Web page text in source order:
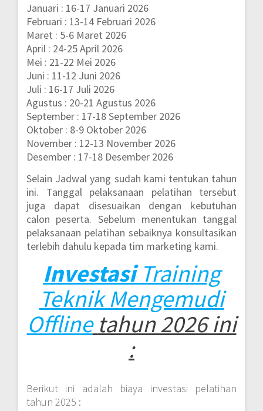
Januari : 16-17 Januari 2026
Februari : 13-14 Februari 2026
Maret : 5-6 Maret 2026
April : 24-25 April 2026
Mei : 21-22 Mei 2026
Juni : 11-12 Juni 2026
Juli : 16-17 Juli 2026
Agustus : 20-21 Agustus 2026
September : 17-18 September 2026
Oktober : 8-9 Oktober 2026
November : 12-13 November 2026
Desember : 17-18 Desember 2026
Selain Jadwal yang sudah kami tentukan tahun
ini. Tanggal pelaksanaan pelatihan tersebut
juga dapat disesuaikan dengan kebutuhan
calon peserta. Sebelum menentukan tanggal
pelaksanaan pelatihan sebaiknya konsultasikan
terlebih dahulu kepada tim marketing kami.
Investasi Training
Teknik Mengemudi
Offline tahun 2026 ini
:
Berikut ini adalah biaya investasi pelatihan
tahun 2025 :